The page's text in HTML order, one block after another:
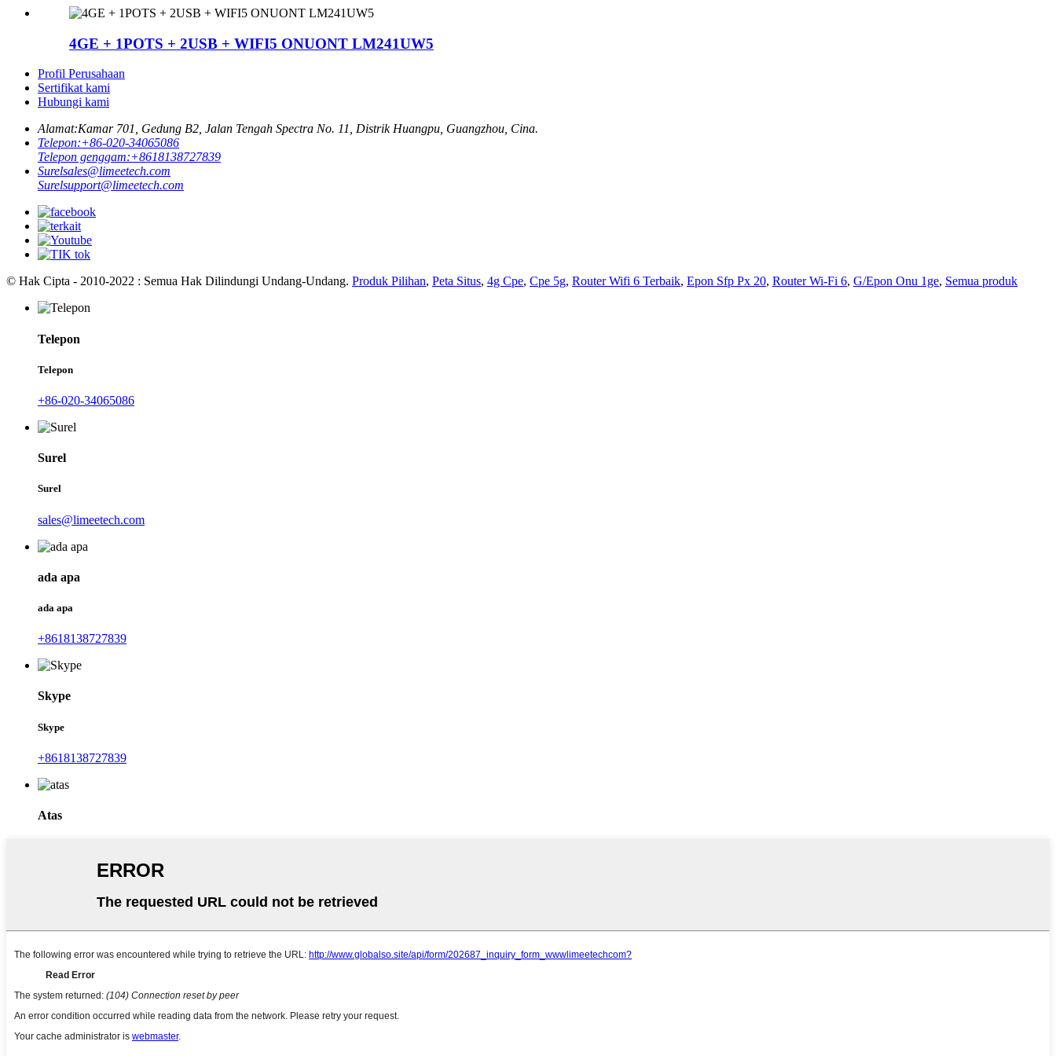
4GE + 1POTS + 2USB + WIFI5 ONUONT LM241UW5
Profil Perusahaan
Sertifikat kami
Hubungi kami
Alamat:Kamar 701, Gedung B2, Jalan Tengah Spectra No. 11, Distrik Huangpu, Guangzhou, Cina.
Telepon:+86-020-34065086
Telepon genggam:+8618138727839
Surelsales@limeetech.com
Surelsupport@limeetech.com
© Hak Cipta - 2010-2022 : Semua Hak Dilindungi Undang-Undang. Produk Pilihan, Peta Situs, 4g Cpe, Cpe 5g, Router Wifi 6 Terbaik, Epon Sfp Px 20, Router Wi-Fi 6, G/Epon Onu 1ge, Semua produk
Telepon
Telepon
+86-020-34065086
Surel
Surel
sales@limeetech.com
ada apa
ada apa
+8618138727839
Skype
Skype
+8618138727839
Atas